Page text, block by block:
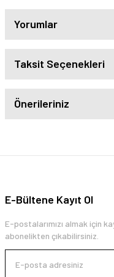
Yorumlar
Taksit Seçenekleri
Önerileriniz
E-Bültene Kayıt Ol
E-postalarımızı almak için
abonelikten çıkabilirsiniz.